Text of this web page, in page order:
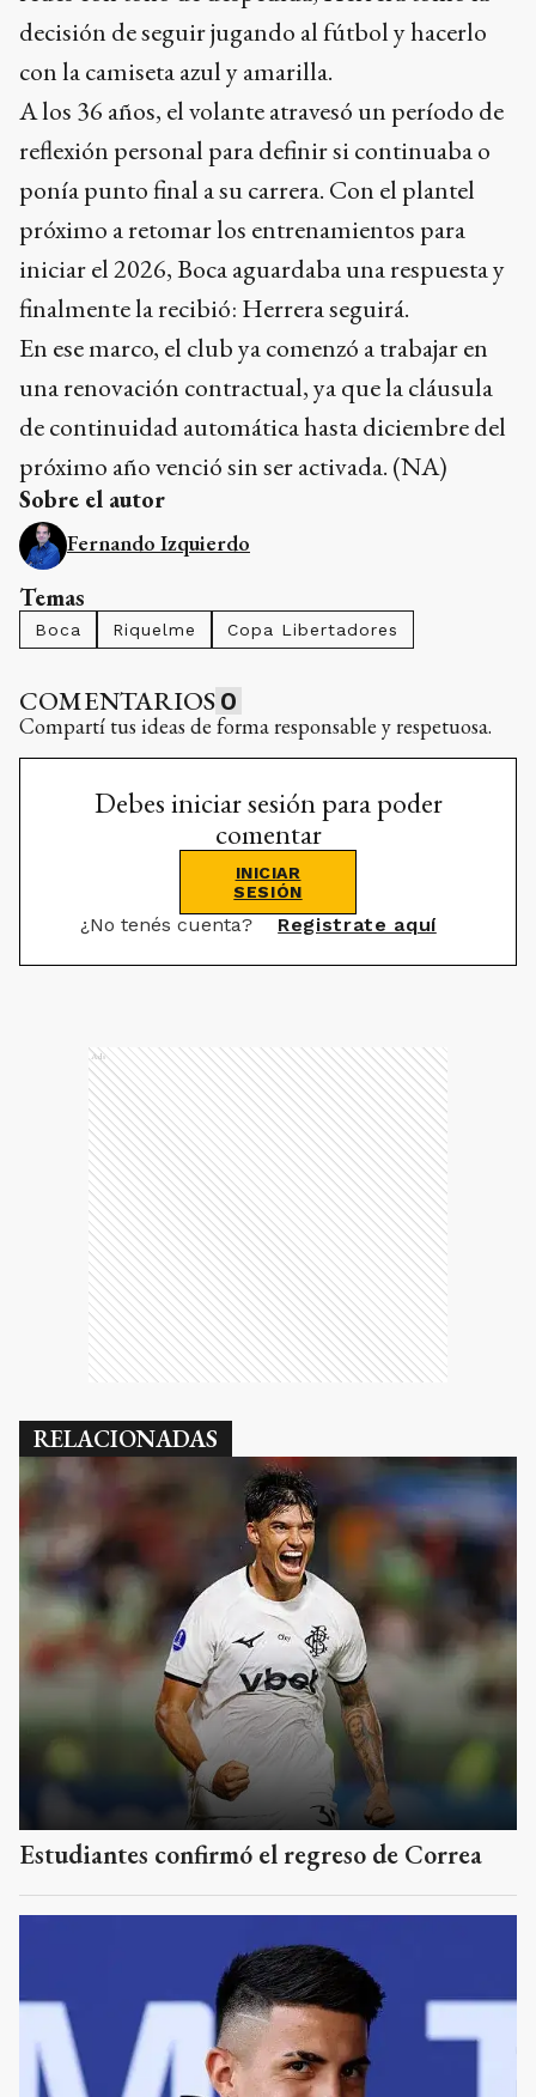
decisión de seguir jugando al fútbol y hacerlo
con la camiseta azul y amarilla.
A los 36 años, el volante atravesó un período de
reflexión personal para definir si continuaba o
ponía punto final a su carrera. Con el plantel
próximo a retomar los entrenamientos para
iniciar el 2026, Boca aguardaba una respuesta y
finalmente la recibió: Herrera seguirá.
En ese marco, el club ya comenzó a trabajar en
una renovación contractual, ya que la cláusula
de continuidad automática hasta diciembre del
próximo año venció sin ser activada. (NA)
Sobre el autor
Fernando Izquierdo
Temas
Boca Riquelme Copa Libertadores
COMENTARIOS 0
Compartí tus ideas de forma responsable y respetuosa.
Debes iniciar sesión para poder
comentar
INICIAR
SESIÓN
¿No tenés cuenta? Registrate aquí
Ads
RELACIONADAS
Estudiantes confirmó el regreso de Correa